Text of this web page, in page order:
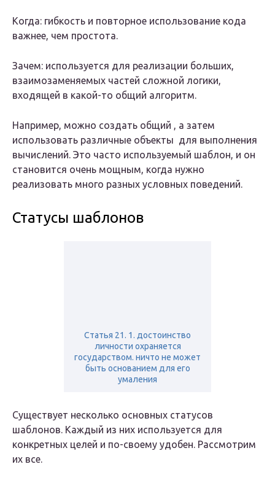
Когда: гибкость и повторное использование кода
важнее, чем простота.
Зачем: используется для реализации больших,
взаимозаменяемых частей сложной логики,
входящей в какой-то общий алгоритм.
Например, можно создать общий , а затем
использовать различные объекты для выполнения
вычислений. Это часто используемый шаблон, и он
становится очень мощным, когда нужно
реализовать много разных условных поведений.
Статусы шаблонов
Статья 21. 1. достоинство
личности охраняется
государством. ничто не может
быть основанием для его
умаления
Существует несколько основных статусов
шаблонов. Каждый из них используется для
конкретных целей и по-своему удобен. Рассмотрим
их все.